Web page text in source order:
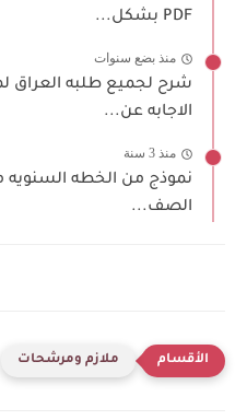
PDF بشكل...
منذ بضع سنوات
شرح لجميع طلبه العراق
الاجابه عن...
منذ 3 سنة
نموذج من الخطه السنويه
الصف...
ملازم ومرشحات